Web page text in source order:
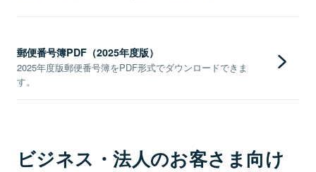
郵便番号簿PDF（2025年度版）
2025年度版郵便番号簿をPDF形式でダウンロードできま
す。
ビジネス・法人のお客さま向け